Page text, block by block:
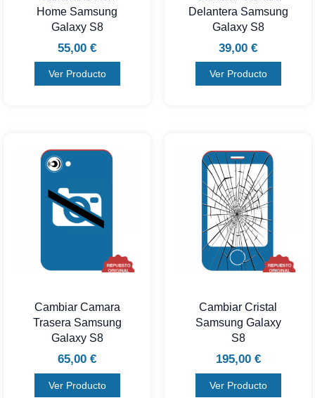
Home Samsung
Galaxy S8
55,00 €
Ver Producto
Delantera Samsung
Galaxy S8
39,00 €
Ver Producto
Cambiar Camara
Trasera Samsung
Galaxy S8
65,00 €
Ver Producto
Cambiar Cristal
Samsung Galaxy
S8
195,00 €
Ver Producto